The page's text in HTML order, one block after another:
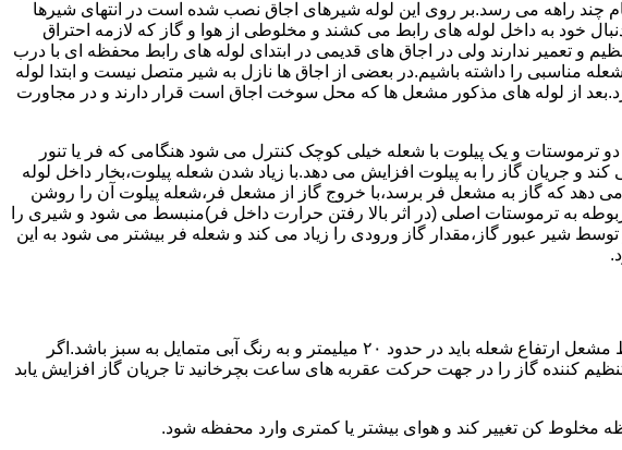
چند راهه می رسد.بر روی این لوله شیرهای اجاق نصب شده است در انتهای شیرها
خود به داخل لوله های رابط می کشند و مخلوطی از هوا و گاز که لازمه احتراق
و تعمیر ندارند ولی در اجاق های قدیمی در ابتدای لوله های رابط محفظه ای با درب
مناسبی را داشته باشیم.در بعضی از اجاق ها نازل به شیر متصل نیست و ابتدا لوله
از لوله های مذکور مشعل ها که محل سوخت اجاق است قرار دارند و در مجاورت
و یک پیلوت با شعله خیلی کوچک کنترل می شود هنگامی که فر یا تنور
جریان گاز را به پیلوت افزایش می دهد.با زیاد شدن شعله پیلوت،بخار داخل لوله
که گاز به مشعل فر برسد،با خروج گاز از مشعل فر،شعله پیلوت آن را روشن
به ترموستات اصلی (در اثر بالا رفتن حرارت داخل فر)منبسط می شود و شیری را
شیر عبور گاز،مقدار گاز ورودی را زیاد می کند و شعله فر بیشتر می شود به این
هنگامی که یک دکمه کنترل مشعل در زیادترین حد خود باشد،دوره مشعل باید آبی بسوزد و داخل آن یعنی در قسمت وسط مشعل ارتفاع شعله باید در حدود ۲۰ میلیمتر و به رنگ آبی متمایل به سبز باشد.اگر
کننده گاز را در جهت حرکت عقربه های ساعت بچرخانید تا جریان گاز افزایش یابد
مخلوط کن تغییر کند و هوای بیشتر یا کمتری وارد محفظه شود.